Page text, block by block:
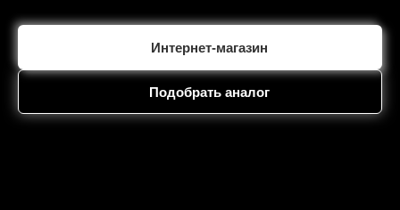
Интернет-магазин
Подобрать аналог